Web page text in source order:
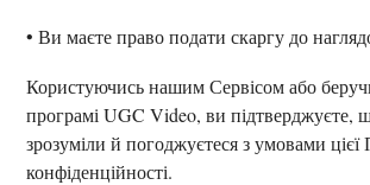
• Ви маєте право подати скаргу до
Користуючись нашим Сервісом або
програмі UGC Video, ви підтверджуєте,
зрозуміли й погоджуєтеся з умовами цієї
конфіденційності.